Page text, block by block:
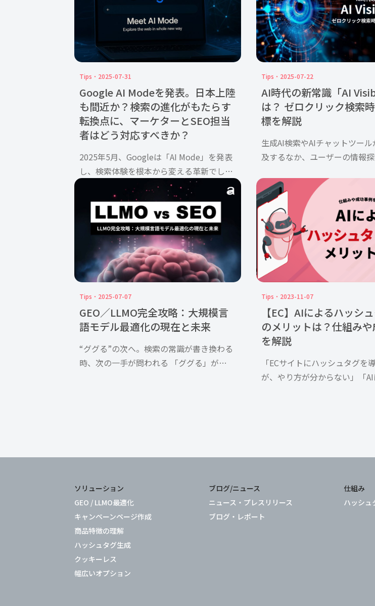
した。Googleもアル […]
的な仕組みを整 […]
Tips 2025-07-31
Google AI Modeを発表。日本上陸
も間近か？検索の進化がもたらす
転換点に、マーケターとSEO担当
者はどう対応すべきか？
2025年5月、Googleは「AI Mode」を発表
し、検索体験を根本から変える革新でし
た。 Gemini 2.5をベースとしたこの大規模
言語モデル技術は、マルチモーダルなイン
タラクション、クエリの拡張（query f […]
Tips 2025-07-22
AI時代の新常識「AI
は？ ゼロクリック検索
標を解説
生成AI検索やAIチャットツー
及するなか、ユーザーの情報
クし、複数のWebサイトを比較
う従来の流れだけではなくなっ
OpenAIは、Cha […]
Tips 2025-07-07
GEO／LLMO完全攻略：大規模言
語モデル最適化の現在と未来
“ググる”の次へ。検索の常識が書き換わる
時、次の一手が問われる 「ググる」が
Tips 2023-11-07
【EC】AIによるハッシ
のメリットは？仕組み
を解説
「ECサイトにハッシュタグを
が、やり方が分からない」「
ソリューション
GEO / LLMO最適化
キャンペーンページ作成
商品特徴の理解
ハッシュタグ生成
クッキーレス
幅広いオプション
ブログ/ニュース
ニュース・プレスリリース
ブログ・レポート
仕組み
ハッシュ